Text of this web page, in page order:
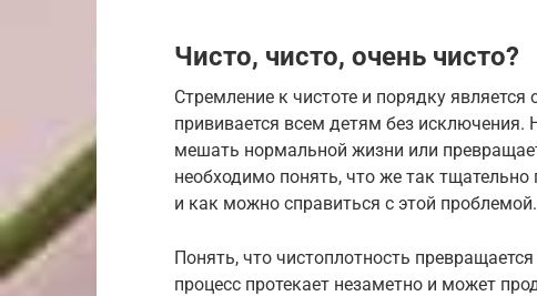
Чисто, чисто, очень чисто?
Стремление к чистоте и порядку
прививается всем детям без
мешать нормальной жизни или
необходимо понять, что же так
и как можно справиться с этой проблемой.
Понять, что чистоплотность
процесс протекает незаметно и может